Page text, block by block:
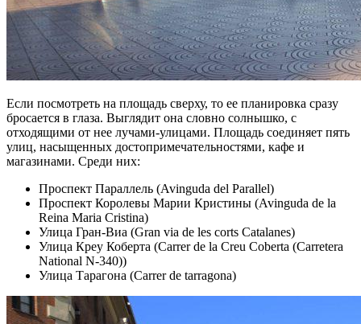
Если посмотреть на площадь сверху, то ее планировка сразу
бросается в глаза. Выглядит она словно солнышко, с
отходящими от нее лучами-улицами. Площадь соединяет пять
улиц, насыщенных достопримечательностями, кафе и
магазинами. Среди них:
Проспект Параллель (Avinguda del Parallel)
Проспект Королевы Марии Кристины (Avinguda de la
Reina Maria Cristina)
Улица Гран-Виа (Gran via de les corts Catalanes)
Улица Креу Коберта (Carrer de la Creu Coberta (Carretera
National N-340))
Улица Тарагона (Carrer de tarragona)